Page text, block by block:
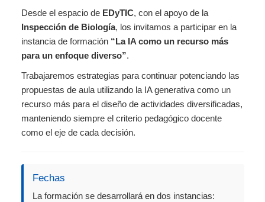
Desde el espacio de EDyTIC, con el apoyo de la
Inspección de Biología, los invitamos a participar en la
instancia de formación “La IA como un recurso más
para un enfoque diverso”.
Trabajaremos estrategias para continuar potenciando las
propuestas de aula utilizando la IA generativa como un
recurso más para el diseño de actividades diversificadas,
manteniendo siempre el criterio pedagógico docente
como el eje de cada decisión.
Fechas
La formación se desarrollará en dos instancias: